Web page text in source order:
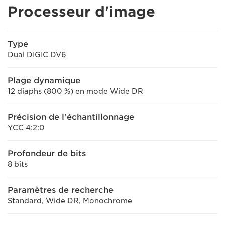
Processeur d'image
Type
Dual DIGIC DV6
Plage dynamique
12 diaphs (800 %) en mode Wide DR
Précision de l'échantillonnage
YCC 4:2:0
Profondeur de bits
8 bits
Paramètres de recherche
Standard, Wide DR, Monochrome